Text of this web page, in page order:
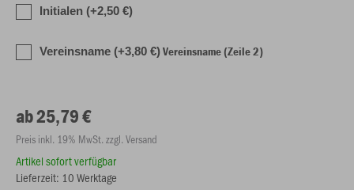
Initialen (+2,50 €)
Vereinsname (+3,80 €)Vereinsname (Zeile 2)
ab 25,79 €
Preis inkl. 19% MwSt. zzgl. Versand
Artikel sofort verfügbar
Lieferzeit: 10 Werktage